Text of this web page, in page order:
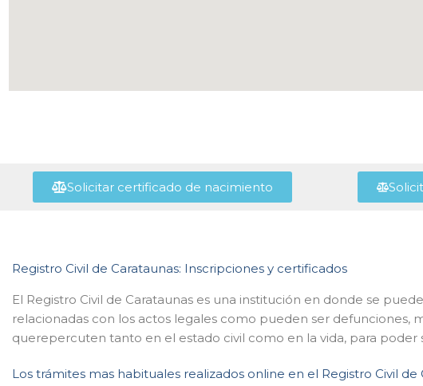
Solicitar certificado de nacimiento
Registro Civil de Carataunas: Inscripciones y certificados
El Registro Civil de Carataunas es una institución en donde se
relacionadas con los actos legales como pueden ser defunciones,
querepercuten tanto en el estado civil como en la vida, para poder
Los trámites mas habituales realizados online en el Registro Civil